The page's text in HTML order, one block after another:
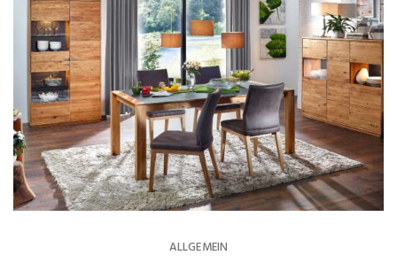
ALLGEMEIN